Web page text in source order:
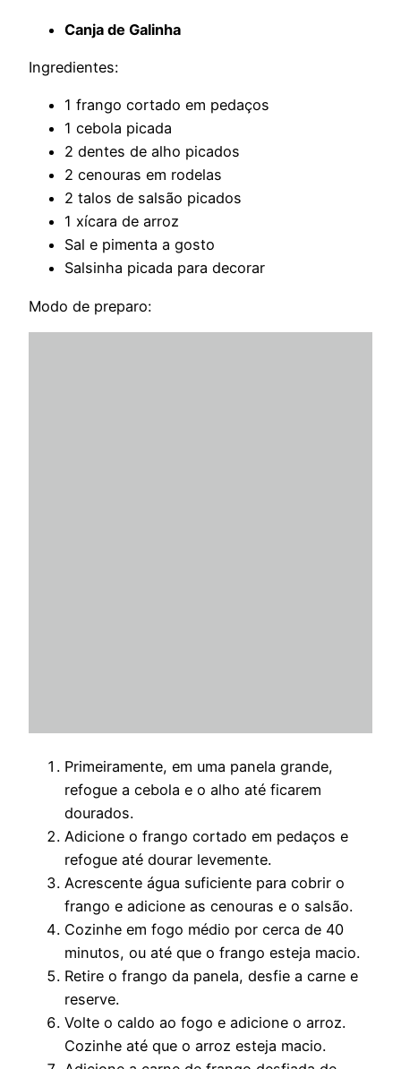
Canja de Galinha
Ingredientes:
1 frango cortado em pedaços
1 cebola picada
2 dentes de alho picados
2 cenouras em rodelas
2 talos de salsão picados
1 xícara de arroz
Sal e pimenta a gosto
Salsinha picada para decorar
Modo de preparo:
Primeiramente, em uma panela grande,
refogue a cebola e o alho até ficarem
dourados.
Adicione o frango cortado em pedaços e
refogue até dourar levemente.
Acrescente água suficiente para cobrir o
frango e adicione as cenouras e o salsão.
Cozinhe em fogo médio por cerca de 40
minutos, ou até que o frango esteja macio.
Retire o frango da panela, desfie a carne e
reserve.
Volte o caldo ao fogo e adicione o arroz.
Cozinhe até que o arroz esteja macio.